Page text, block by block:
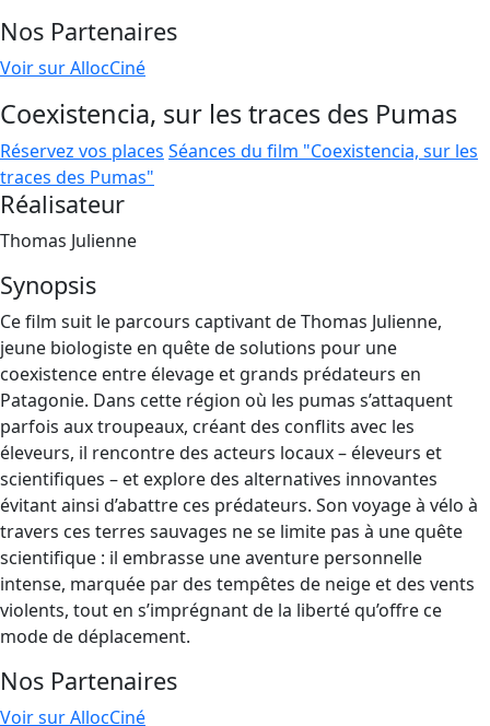
Nos Partenaires
Voir sur AllocCiné
Coexistencia, sur les traces des Pumas
Réservez vos places Séances du film "Coexistencia, sur les
traces des Pumas"
Réalisateur
Thomas Julienne
Synopsis
Ce film suit le parcours captivant de Thomas Julienne,
jeune biologiste en quête de solutions pour une
coexistence entre élevage et grands prédateurs en
Patagonie. Dans cette région où les pumas s’attaquent
parfois aux troupeaux, créant des conflits avec les
éleveurs, il rencontre des acteurs locaux – éleveurs et
scientifiques – et explore des alternatives innovantes
évitant ainsi d’abattre ces prédateurs. Son voyage à vélo à
travers ces terres sauvages ne se limite pas à une quête
scientifique : il embrasse une aventure personnelle
intense, marquée par des tempêtes de neige et des vents
violents, tout en s’imprégnant de la liberté qu’offre ce
mode de déplacement.
Nos Partenaires
Voir sur AllocCiné